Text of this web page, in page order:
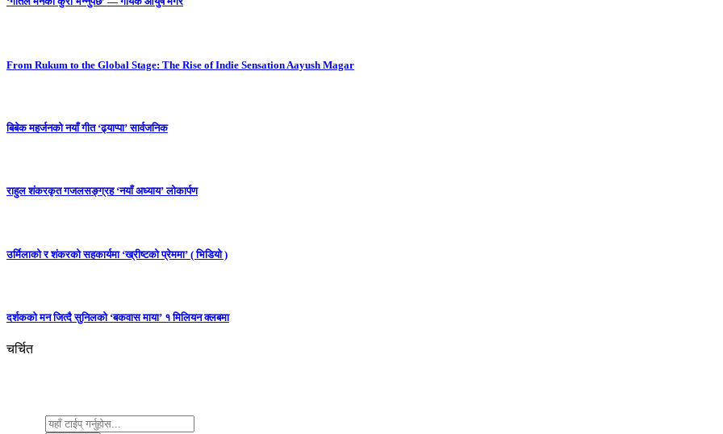
From Rukum to the Global Stage: The Rise of Indie Sensation Aayush Magar
बिबेक महर्जनको नयाँ गीत ‘ढ्याप्पा’ सार्वजनिक
राहुल शंकरकृत गजलसङ्ग्रह ‘नयाँ अध्याय’ लोकार्पण
उर्मिलाको र शंकरको सहकार्यमा ‘ख्रीष्टको प्रेममा’ ( भिडियो )
दर्शकको मन जित्दै सुनिलको ‘बकवास माया’ १ मिलियन क्लबमा
चर्चित